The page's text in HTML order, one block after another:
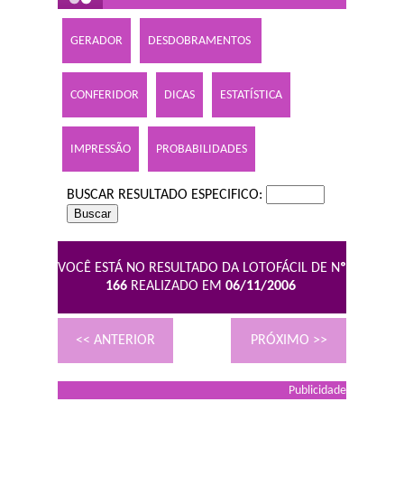
GERADOR DESDOBRAMENTOS
CONFERIDOR DICAS ESTATÍSTICA
IMPRESSÃO PROBABILIDADES
BUSCAR RESULTADO ESPECIFICO:
VOCÊ ESTÁ NO RESULTADO DA LOTOFÁCIL DE Nº
166 REALIZADO EM 06/11/2006
<< ANTERIOR PRÓXIMO >>
Publicidade